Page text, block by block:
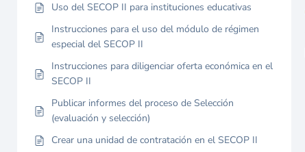
Uso del SECOP II para instituciones educativas
Instrucciones para el uso del módulo de régimen
especial del SECOP II
Instrucciones para diligenciar oferta económica en el
SECOP II
Publicar informes del proceso de Selección
(evaluación y selección)
Crear una unidad de contratación en el SECOP II